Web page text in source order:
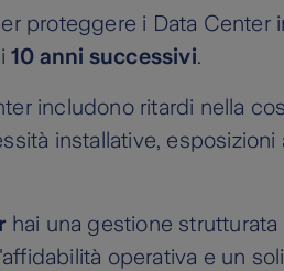
proteggere i Data Center
10 anni successivi.
includono ritardi nella
installative,
hai una gestione
operativa e un